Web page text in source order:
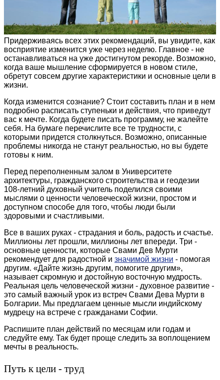
Придерживаясь всех этих рекомендаций, вы увидите, как
восприятие изменится уже через неделю. Главное - не
останавливаться на уже достигнутом рекорде. Возможно,
когда ваше мышление сформируется в новом стиле,
обретут совсем другие характеристики и основные цели в
жизни.
Когда изменится сознание? Стоит составить план и в нем
подробно расписать ступеньки и действия, что приведут
вас к мечте. Когда будете писать программу, не жалейте
себя. На бумаге перечислите все те трудности, с
которыми придется столкнуться. Возможно, описанные
проблемы никогда не станут реальностью, но вы будете
готовы к ним.
Перед переполненным залом в Университете
архитектуры, гражданского строительства и геодезии
108-летний духовный учитель поделился своими
мыслями о ценности человеческой жизни, простом и
доступном способе для того, чтобы люди были
здоровыми и счастливыми.
Все в ваших руках - страдания и боль, радость и счастье.
Миллионы лет прошли, миллионы лет впереди. Три -
основные ценности, которые Свами Дев Мурти
рекомендует для радостной и значимой жизни - помогая
другим. «Дайте жизнь другим, помогите другим»,
называет скромную и достойную восточную мудрость.
Реальная цель человеческой жизни - духовное развитие -
это самый важный урок из встреч Свами Дева Мурти в
Болгарии. Мы предлагаем ценные мысли индийскому
мудрецу на встрече с гражданами Софии.
Распишите план действий по месяцам или годам и
следуйте ему. Так будет проще следить за воплощением
мечты в реальность.
Путь к цели - труд